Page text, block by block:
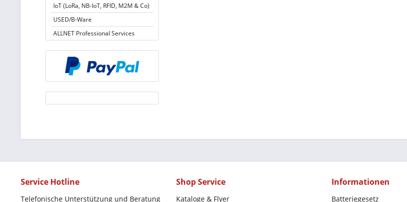
IoT (LoRa, NB-IoT, RFID, M2M & Co)
USED/B-Ware
ALLNET Professional Services
Service Hotline
Telefonische Unterstützung und Beratung
Shop Service
Kataloge & Flyer
Informationen
Batteriegesetz